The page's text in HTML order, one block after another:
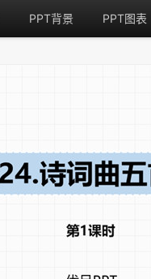
PPT背景 PPT图表